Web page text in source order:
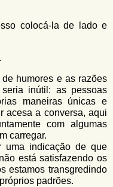
colocá-la de lado e
humores e as razões
inútil: as pessoas
maneiras únicas e
acesa a conversa, aqui
com algumas
carregar.
uma indicação de que
está satisfazendo os
estamos transgredindo
padrões.